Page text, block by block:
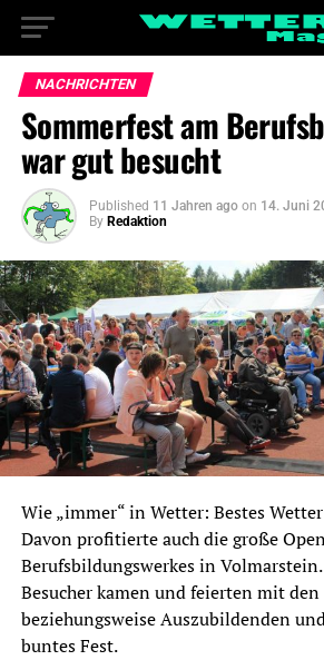
NACHRICHTEN
Sommerfest am
war gut besucht
Published 11 Jahren ago on 14. Juni
By Redaktion
Wie „immer“ in Wetter: Bestes
Davon profitierte auch die große
Berufsbildungswerkes in
Besucher kamen und feierten mit den
beziehungsweise Auszubildenden
buntes Fest.